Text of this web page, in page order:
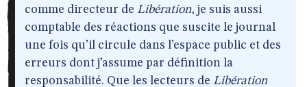
comme directeur de Libération, je suis aussi
comptable des réactions que suscite le journal
une fois qu’il circule dans l’espace public et des
erreurs dont j’assume par définition la
responsabilité. Que les lecteurs de Libération